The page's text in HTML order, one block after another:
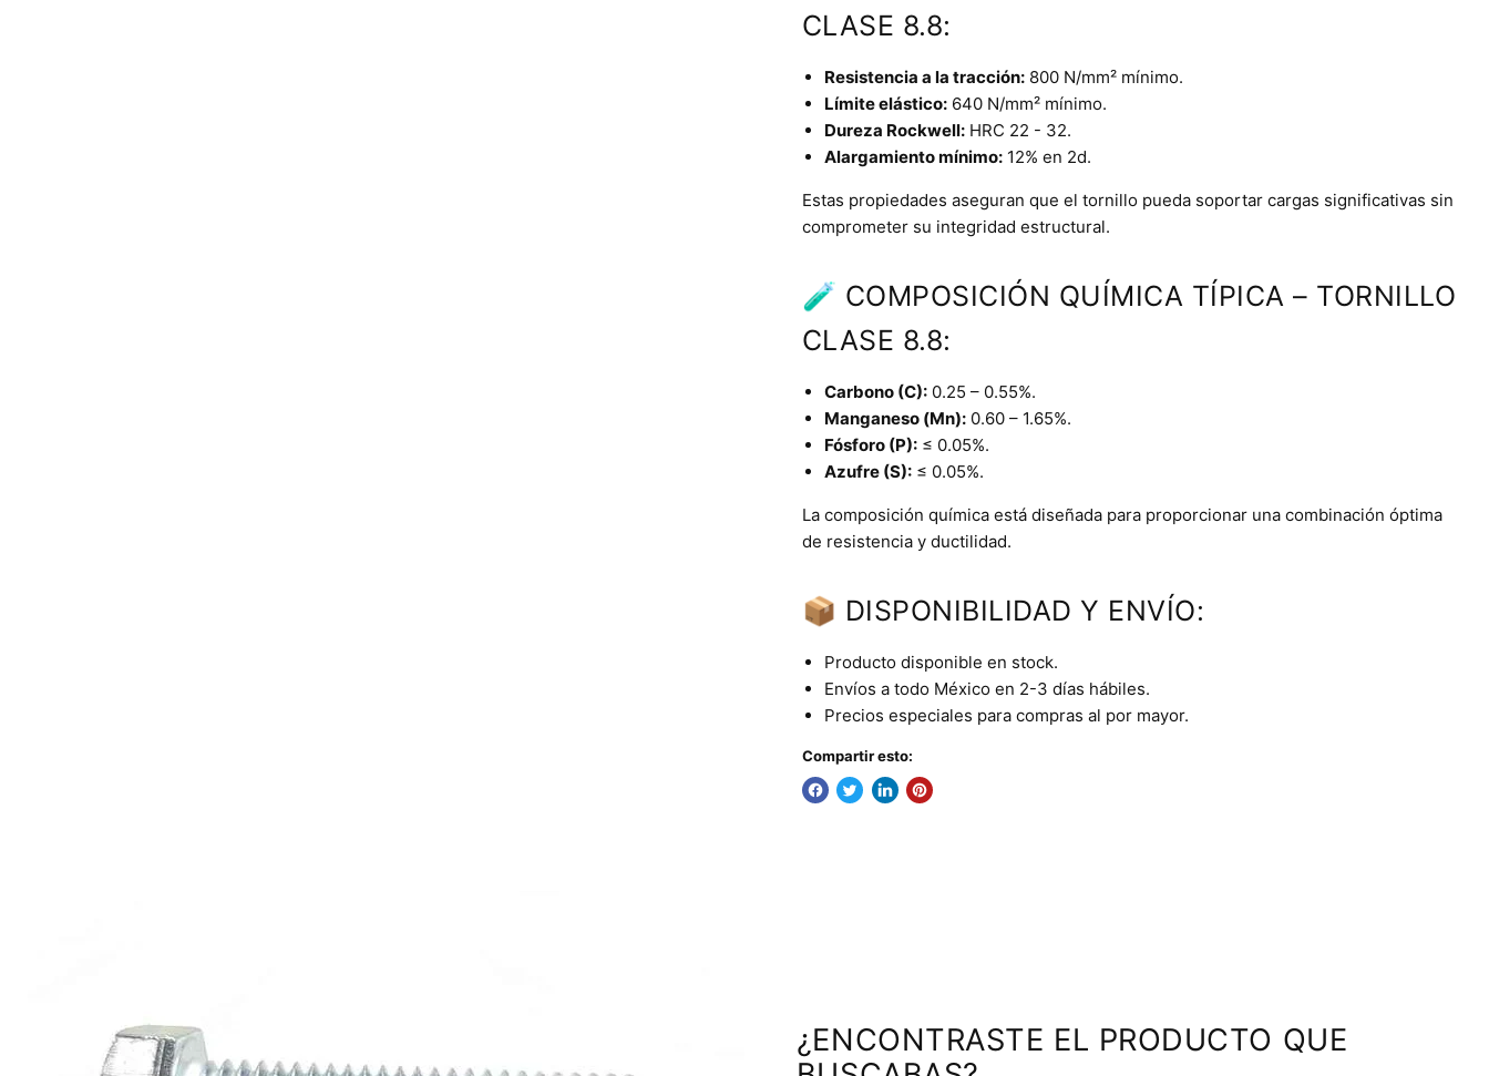
CLASE 8.8:
Resistencia a la tracción:800 N/mm² mínimo.
Límite elástico:640 N/mm² mínimo.
Dureza Rockwell:HRC 22 - 32.
Alargamiento mínimo:12% en 2d.
Estas propiedades aseguran que el tornillo pueda soportar cargas significativas sin
comprometer su integridad estructural.
🧪 COMPOSICIÓN QUÍMICA TÍPICA – TORNILLO
CLASE 8.8:
Carbono (C):0.25 – 0.55%.
Manganeso (Mn):0.60 – 1.65%.
Fósforo (P):≤ 0.05%.
Azufre (S):≤ 0.05%.
La composición química está diseñada para proporcionar una combinación óptima
de resistencia y ductilidad.
📦 DISPONIBILIDAD Y ENVÍO:
Producto disponible en stock.
Envíos a todo México en 2-3 días hábiles.
Precios especiales para compras al por mayor.
Compartir esto:
¿ENCONTRASTE EL PRODUCTO QUE